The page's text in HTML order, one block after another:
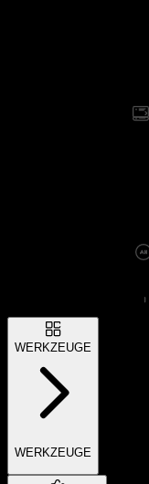
WERKZEUGE
WERKZEUGE